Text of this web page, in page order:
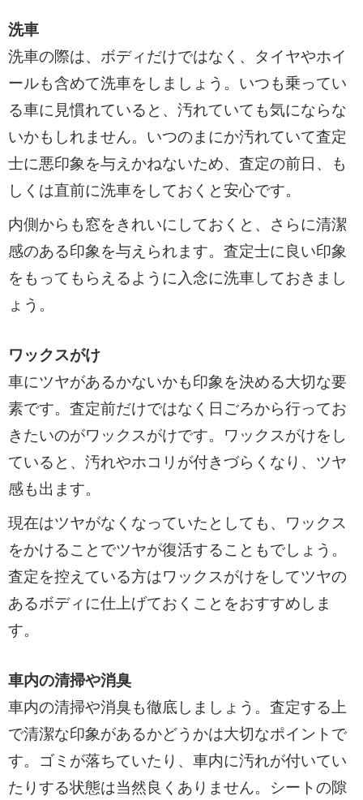
洗車
洗車の際は、ボディだけではなく、タイヤやホイ
ールも含めて洗車をしましょう。いつも乗ってい
る車に見慣れていると、汚れていても気にならな
いかもしれません。いつのまにか汚れていて査定
士に悪印象を与えかねないため、査定の前日、も
しくは直前に洗車をしておくと安心です。
内側からも窓をきれいにしておくと、さらに清潔
感のある印象を与えられます。査定士に良い印象
をもってもらえるように入念に洗車しておきまし
ょう。
ワックスがけ
車にツヤがあるかないかも印象を決める大切な要
素です。査定前だけではなく日ごろから行ってお
きたいのがワックスがけです。ワックスがけをし
ていると、汚れやホコリが付きづらくなり、ツヤ
感も出ます。
現在はツヤがなくなっていたとしても、ワックス
をかけることでツヤが復活することもでしょう。
査定を控えている方はワックスがけをしてツヤの
あるボディに仕上げておくことをおすすめしま
す。
車内の清掃や消臭
車内の清掃や消臭も徹底しましょう。査定する上
で清潔な印象があるかどうかは大切なポイントで
す。ゴミが落ちていたり、車内に汚れが付いてい
たりする状態は当然良くありません。シートの隙